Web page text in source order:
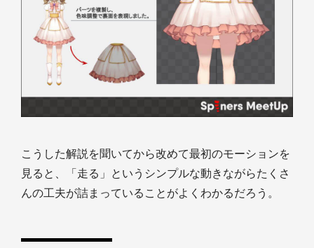
こうした解説を聞いてから改めて最初のモーションを
見ると、「走る」というシンプルな動きながらたくさ
んの工夫が詰まっていることがよくわかるだろう。